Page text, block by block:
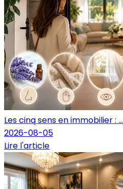
Les cinq sens en immobilier : ...
2026-08-05
Lire l'article